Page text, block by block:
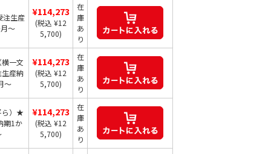
生産
～
¥114,273
(税込 ¥12
5,700)
在
庫
あ
り
一文
産納
～
¥114,273
(税込 ¥12
5,700)
在
庫
あ
り
ら）★
期1か
¥114,273
(税込 ¥12
5,700)
在
庫
あ
り